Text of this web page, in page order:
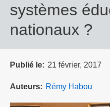
systèmes
nationaux ?
Publié le 21 février, 2017
Auteurs Rémy Habou